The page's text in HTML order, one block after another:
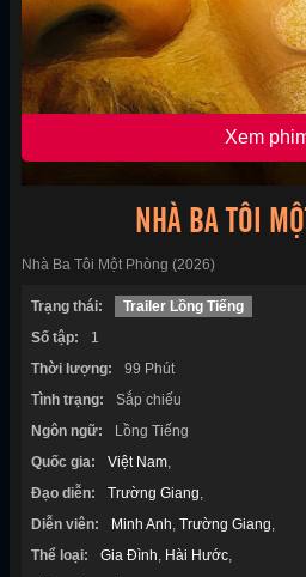
Xem
NHÀ BA TÔI
Nhà Ba Tôi Một Phòng (2026)
Trạng thái:
Trailer Lồng Tiếng
Số tập:
1
Thời lượng:
99 Phút
Tình trạng:
Sắp chiếu
Ngôn ngữ:
Lồng Tiếng
Quốc gia:
Việt Nam,
Đạo diễn:
Trường Giang,
Diễn viên:
Minh Anh, Trường Giang,
Thể loại:
Gia Đình, Hài Hước,